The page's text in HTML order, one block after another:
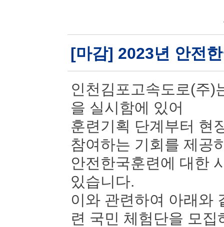
[마감] 2023년 안전
인천김포고속도로(주)
을 실시함에 있어
훈련기획 단계부터 현
참여하는 기회를 제공
안전한국훈련에 대한
있습니다.
이와 관련하여 아래와
련 국민 체험단을 모집